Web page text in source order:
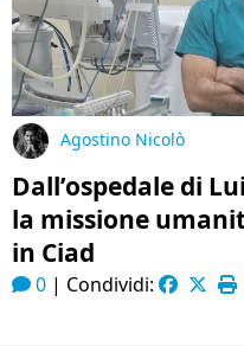
Agostino Nicolò
Dall’ospedale di
la missione
in Ciad
0 | Condividi: